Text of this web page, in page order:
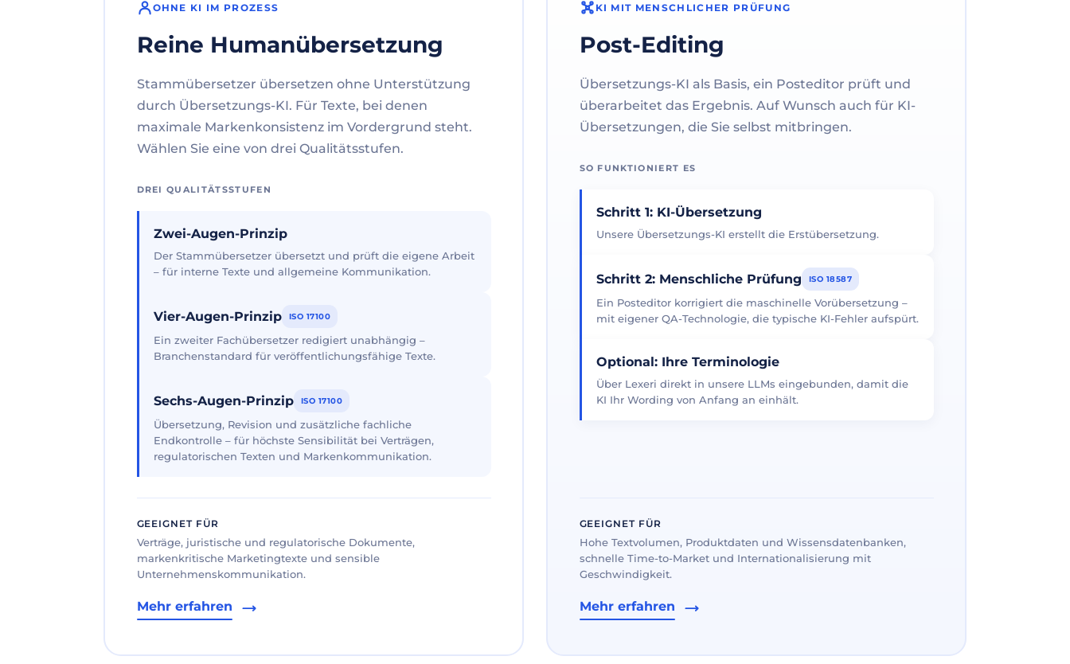
OHNE KI IM PROZESS
Reine Humanübersetzung
Stammübersetzer übersetzen ohne Unterstützung
durch Übersetzungs-KI. Für Texte, bei denen
maximale Markenkonsistenz im Vordergrund steht.
Wählen Sie eine von drei Qualitätsstufen.
DREI QUALITÄTSSTUFEN
Zwei-Augen-Prinzip
Der Stammübersetzer übersetzt und prüft die eigene Arbeit
– für interne Texte und allgemeine Kommunikation.
Vier-Augen-Prinzip ISO 17100
Ein zweiter Fachübersetzer redigiert unabhängig –
Branchenstandard für veröffentlichungsfähige Texte.
Sechs-Augen-Prinzip ISO 17100
Übersetzung, Revision und zusätzliche fachliche
Endkontrolle – für höchste Sensibilität bei Verträgen,
regulatorischen Texten und Markenkommunikation.
GEEIGNET FÜR
Verträge, juristische und regulatorische Dokumente,
markenkritische Marketingtexte und sensible
Unternehmenskommunikation.
Mehr erfahren
KI MIT MENSCHLICHER PRÜFUNG
Post-Editing
Übersetzungs-KI als Basis, ein Posteditor prüft und
überarbeitet das Ergebnis. Auf Wunsch auch für KI-
Übersetzungen, die Sie selbst mitbringen.
SO FUNKTIONIERT ES
Schritt 1: KI-Übersetzung
Unsere Übersetzungs-KI erstellt die Erstübersetzung.
Schritt 2: Menschliche Prüfung ISO 18587
Ein Posteditor korrigiert die maschinelle Vorübersetzung –
mit eigener QA-Technologie, die typische KI-Fehler aufspürt.
Optional: Ihre Terminologie
Über Lexeri direkt in unsere LLMs eingebunden, damit die
KI Ihr Wording von Anfang an einhält.
GEEIGNET FÜR
Hohe Textvolumen, Produktdaten und Wissensdatenbanken,
schnelle Time-to-Market und Internationalisierung mit
Geschwindigkeit.
Mehr erfahren